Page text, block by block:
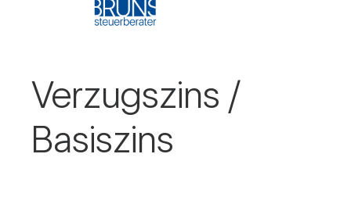
Ver­zugs­zins /​
Basis­zins